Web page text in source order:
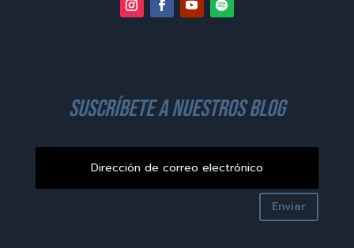
suscríbete a nuestros blog
Enviar